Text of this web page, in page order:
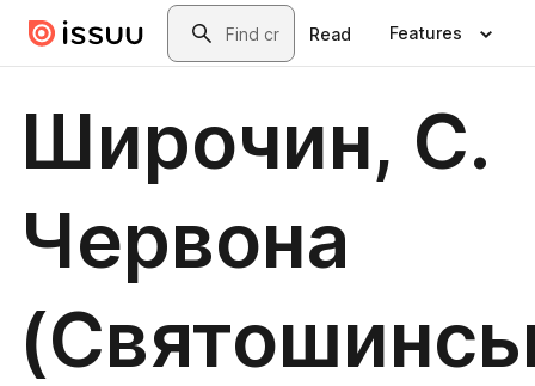
Skip to main contentSearch
Read Features
Широчин, С.
Червона